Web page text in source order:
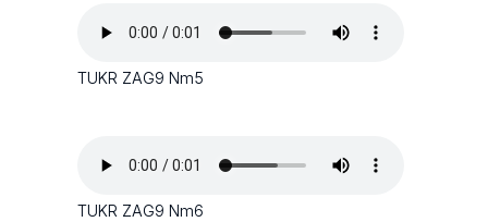
TUKR ZAG9 Nm5
TUKR ZAG9 Nm6